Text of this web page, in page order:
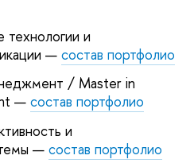
технологии и
— состав портфолио
/ Master in
— состав портфолио
и
— состав портфолио